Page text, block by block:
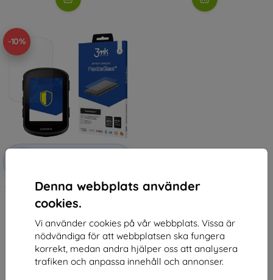
Denna webbplats använder
cookies.
Vi använder cookies på vår webbplats. Vissa är
nödvändiga för att webbplatsen ska fungera
korrekt, medan andra hjälper oss att analysera
trafiken och anpassa innehåll och annonser.
-10%
Rabatt
3MK FlexibleGlass Hybridglas för
Garmin Edge 840
147 kr
132 kr
I lager 2 st